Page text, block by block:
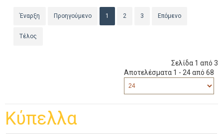
Έναρξη Προηγούμενο 1 2 3 Επόμενο
Τέλος
Σελίδα 1 από 3
Αποτελέσματα 1 - 24 από 68
Κύπελλα